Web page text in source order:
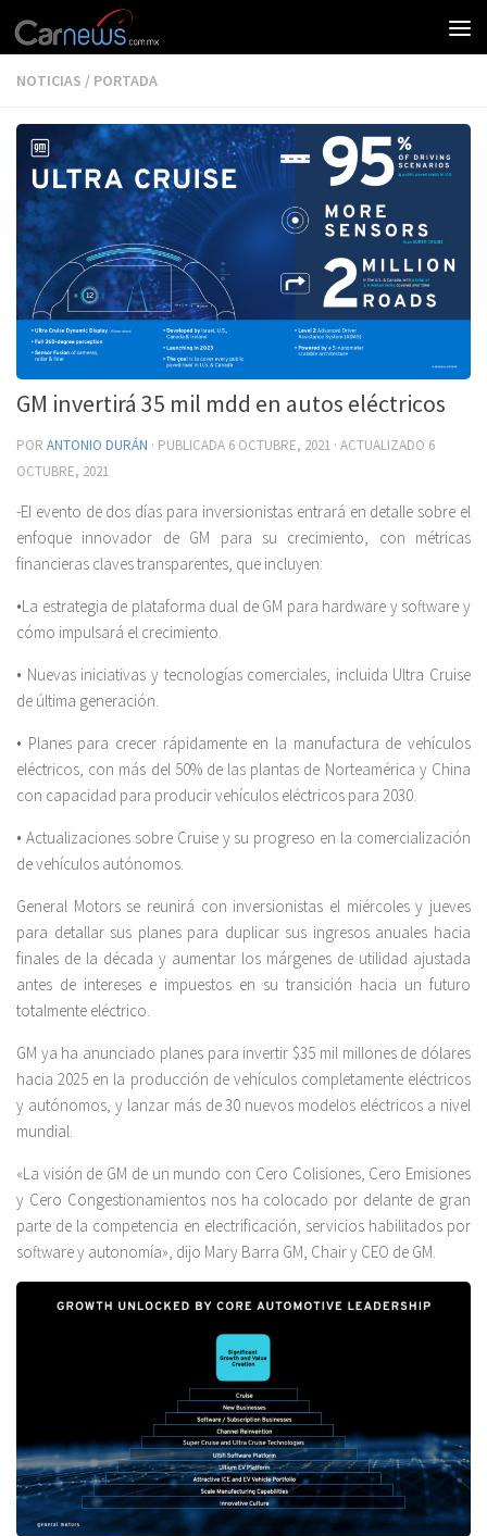
NOTICIAS / PORTADA
GM invertirá 35 mil mdd en autos eléctricos
POR ANTONIO DURÁN · PUBLICADA 6 OCTUBRE, 2021 · ACTUALIZADO 6
OCTUBRE, 2021
-El evento de dos días para inversionistas entrará en detalle sobre el
enfoque innovador de GM para su crecimiento, con métricas
financieras claves transparentes, que incluyen:
•La estrategia de plataforma dual de GM para hardware y software y
cómo impulsará el crecimiento.
• Nuevas iniciativas y tecnologías comerciales, incluida Ultra Cruise
de última generación.
• Planes para crecer rápidamente en la manufactura de vehículos
eléctricos, con más del 50% de las plantas de Norteamérica y China
con capacidad para producir vehículos eléctricos para 2030.
• Actualizaciones sobre Cruise y su progreso en la comercialización
de vehículos autónomos.
General Motors se reunirá con inversionistas el miércoles y jueves
para detallar sus planes para duplicar sus ingresos anuales hacia
finales de la década y aumentar los márgenes de utilidad ajustada
antes de intereses e impuestos en su transición hacia un futuro
totalmente eléctrico.
GM ya ha anunciado planes para invertir $35 mil millones de dólares
hacia 2025 en la producción de vehículos completamente eléctricos
y autónomos, y lanzar más de 30 nuevos modelos eléctricos a nivel
mundial.
«La visión de GM de un mundo con Cero Colisiones, Cero Emisiones
y Cero Congestionamientos nos ha colocado por delante de gran
parte de la competencia en electrificación, servicios habilitados por
software y autonomía», dijo Mary Barra GM, Chair y CEO de GM.